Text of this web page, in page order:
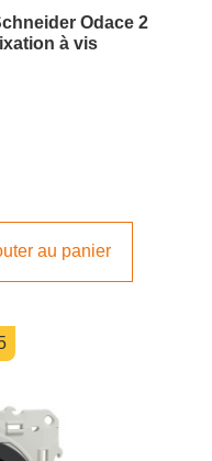
Odace 2
à vis
au panier